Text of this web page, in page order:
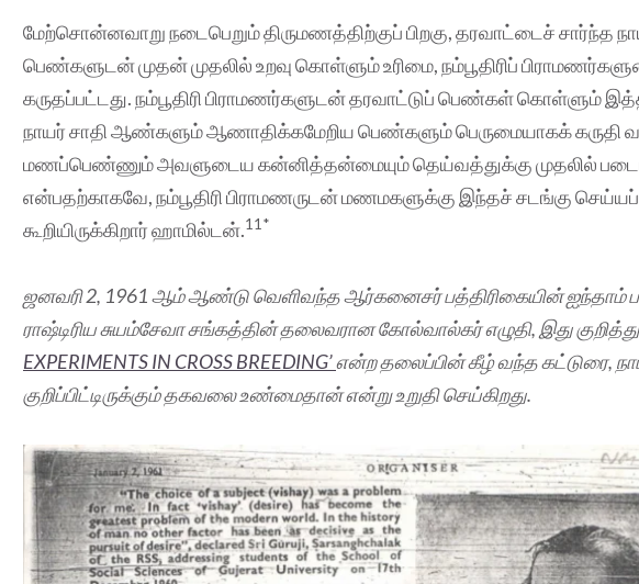
மேற்சொன்னவாறு நடைபெறும் திருமணத்திற்குப் பிறகு, தரவாட்டைச் சார்ந்த
பெண்களுடன் முதன் முதலில் உறவு கொள்ளும் உரிமை, நம்பூதிரிப்
கருதப்பட்டது. நம்பூதிரி பிராமணர்களுடன் தரவாட்டுப் பெண்கள் கொள்ளும்
நாயர் சாதி ஆண்களும் ஆணாதிக்கமேறிய பெண்களும் பெருமையாகக் கருதி
மணப்பெண்ணும் அவளுடைய கன்னித்தன்மையும் தெய்வத்துக்கு முதலில்
என்பதற்காகவே, நம்பூதிரி பிராமணருடன் மணமகளுக்கு இந்தச் சடங்கு
கூறியிருக்கிறார் ஹாமில்டன்.11*
ஜனவரி 2, 1961 ஆம் ஆண்டு வெளிவந்த ஆர்கனைசர் பத்திரிகையின் ஐந்தாம்
ராஷ்டிரிய சுயம்சேவா சங்கத்தின் தலைவரான கோல்வால்கர் எழுதி, இது குறித்து
EXPERIMENTS IN CROSS BREEDING’என்ற தலைப்பின் கீழ் வந்த கட்டுரை,
குறிப்பிட்டிருக்கும் தகவலை உண்மைதான் என்று உறுதி செய்கிறது.